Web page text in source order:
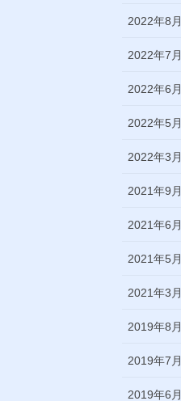
2022年8月
2022年7月
2022年6月
2022年5月
2022年3月
2021年9月
2021年6月
2021年5月
2021年3月
2019年8月
2019年7月
2019年6月